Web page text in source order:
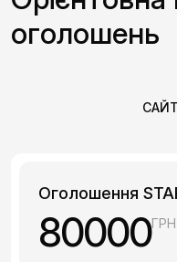
оголошень
Оголошення
80000ГРН